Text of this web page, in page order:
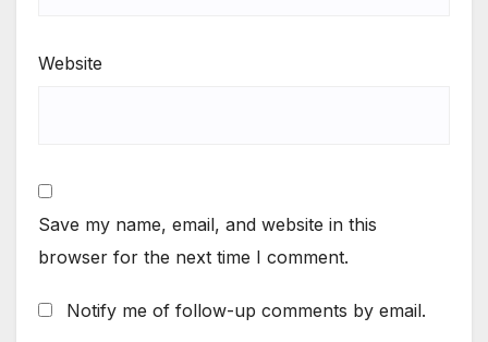
Website
Save my name, email, and website in this
browser for the next time I comment.
Notify me of follow-up comments by email.